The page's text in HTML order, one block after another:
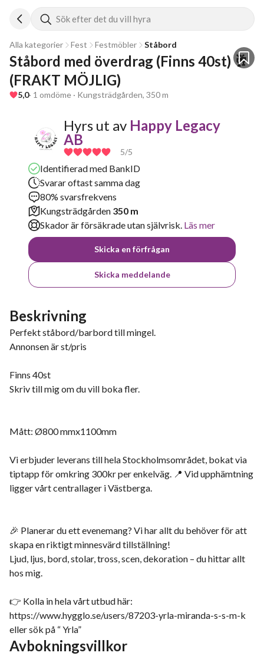
Sök efter det du vill hyra
Alla kategorier Fest Festmöbler Ståbord
Ståbord med överdrag (Finns 40st) 🥂
(FRAKT MÖJLIG)
5,0· 1 omdöme · Kungsträdgården, 350 m
Hyrs ut av Happy Legacy
AB
5/5
Identifierad med BankID
Svarar oftast samma dag
80% svarsfrekvens
Kungsträdgården 350 m
Skador är försäkrade utan självrisk. Läs mer
Skicka en förfrågan
Skicka meddelande
Beskrivning
Perfekt ståbord/barbord till mingel.
Annonsen är st/pris
Finns 40st
Skriv till mig om du vill boka fler.
Mått: Ø800 mmx1100mm
Vi erbjuder leverans till hela Stockholmsområdet, bokat via
tiptapp för omkring 300kr per enkelväg. 📍 Vid upphämtning
ligger vårt centrallager i Västberga.
🎉 Planerar du ett evenemang? Vi har allt du behöver för att
skapa en riktigt minnesvärd tillställning!
Ljud, ljus, bord, stolar, tross, scen, dekoration – du hittar allt
hos mig.
👉 Kolla in hela vårt utbud här:
https://www.hygglo.se/users/87203-yrla-miranda-s-s-m-k
eller sök på “ Yrla”
Avbokningsvillkor